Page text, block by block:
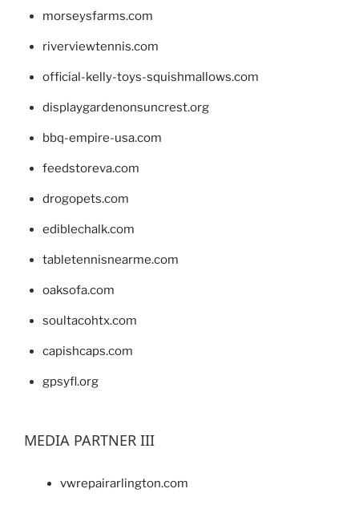
morseysfarms.com
riverviewtennis.com
official-kelly-toys-squishmallows.com
displaygardenonsuncrest.org
bbq-empire-usa.com
feedstoreva.com
drogopets.com
ediblechalk.com
tabletennisnearme.com
oaksofa.com
soultacohtx.com
capishcaps.com
gpsyfl.org
MEDIA PARTNER III
vwrepairarlington.com